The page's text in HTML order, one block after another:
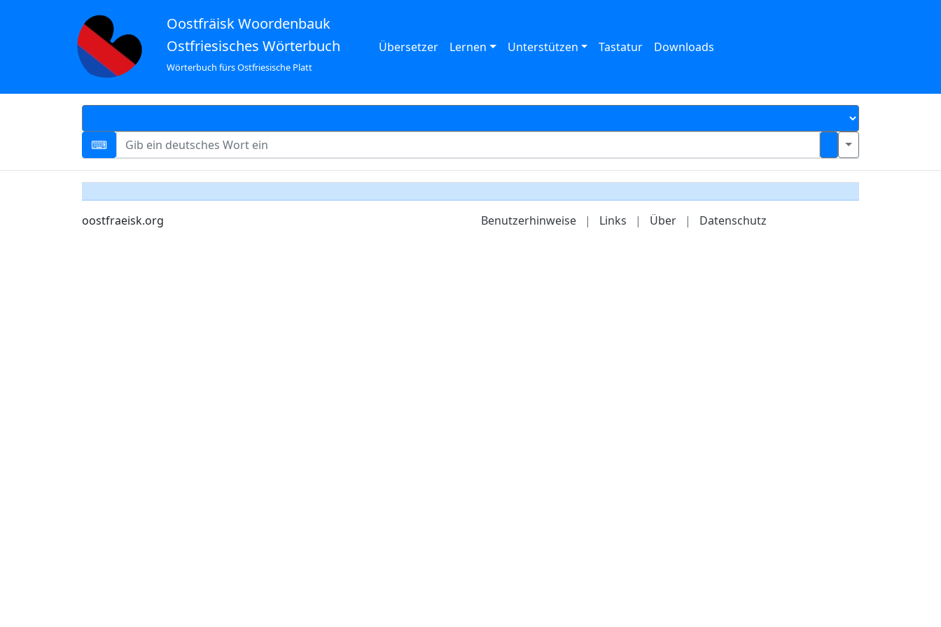
Oostfräisk Woordenbauk
Ostfriesisches Wörterbuch
Wörterbuch fürs Ostfriesische Platt
Übersetzer Lernen Unterstützen Tastatur Downloads
oostfraeisk.org Benutzerhinweise | Links | Über | Datenschutz